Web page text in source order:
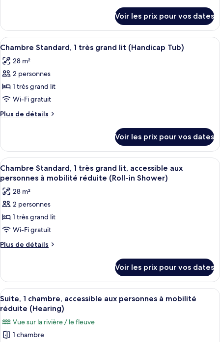
Junior,
très
grand
lit,
accessible
aux
personnes
à
(Hearing)
le
type
de
Suite
Junior,
très
grand
accessible
mobilité
réduite
(Hearing)
Voir les prix pour vos dates
Afficher
toutes
les
photos
pour
ce
type
de
Chambre
Standard,
1
très
grand
lit
(Handicap
Tub)
Une petite cuisine équipée d’un four
5
Chambre Standard, 1 très grand lit (Handicap Tub)
28 m²
2 personnes
1 très grand lit
Wi-Fi gratuit
Plus de détails
Plus
le
type
de
chambre
Chambre
Standard,
grand
lit
Tub)
Voir les prix pour vos dates
Afficher
toutes
les
photos
pour
ce
type
de
Standard,
très
grand
lit,
accessible
Une petite cuisine équipée d’un four
4
Chambre Standard, 1 très grand lit, accessible aux
personnes à mobilité réduite (Roll-in Shower)
28 m²
2 personnes
1 très grand lit
Wi-Fi gratuit
Plus de détails
Plus
le
type
de
chambre
Standard,
Voir les prix pour vos dates
Afficher
toutes
photos
pour
Une petite cuisine équipée d’un four
8
Suite, 1 chambre, accessible aux personnes à mobilité
réduite (Hearing)
Vue sur la rivière / le fleuve
1 chambre